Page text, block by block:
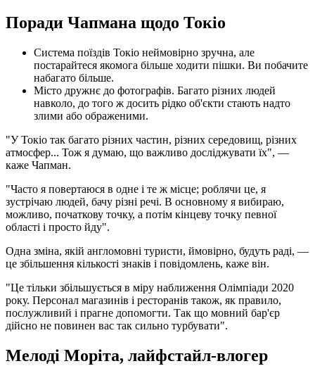
Поради Чапмана щодо Токіо
Система поїздів Токіо неймовірно зручна, але
постарайтеся якомога більше ходити пішки. Ви побачите
набагато більше.
Місто дружнє до фотографів. Багато різних людей
навколо, до того ж досить рідко об'єкти стають надто
злими або ображеними.
"У Токіо так багато різних частин, різних середовищ, різних
атмосфер... Тож я думаю, що важливо досліджувати їх", —
каже Чапман.
"Часто я повертаюся в одне і те ж місце; роблячи це, я
зустрічаю людей, бачу різні речі. В основному я вибираю,
можливо, початкову точку, а потім кінцеву точку певної
області і просто йду".
Одна зміна, якій англомовні туристи, ймовірно, будуть раді, —
це збільшення кількості знаків і повідомлень, каже він.
"Це тільки збільшується в міру наближення Олімпіади 2020
року. Персонал магазинів і ресторанів також, як правило,
послужливий і прагне допомогти. Так що мовний бар'єр
дійсно не повинен вас так сильно турбувати".
Мелоді Моріта, лайфстайл-влогер